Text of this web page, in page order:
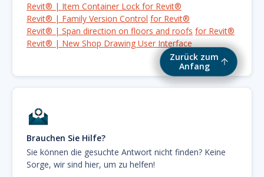
Zurück zum
Anfang
Revit® | Item Container Lock for Revit®
Revit® | Family Version Control for Revit®
Revit® | Span direction on floors and roofs for Revit®
Revit® | New Shop Drawing User Interface
Brauchen Sie Hilfe?
Sie können die gesuchte Antwort nicht finden? Keine
Sorge, wir sind hier, um zu helfen!